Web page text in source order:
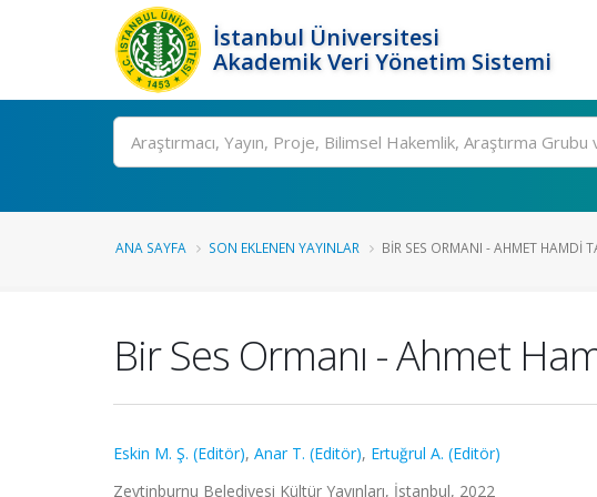
İstanbul Üniversitesi
Akademik Veri Yönetim Sistemi
Ara
ANA SAYFA SON EKLENEN YAYINLAR BIR SES ORMANI - AHMET HAMDI
Bir Ses Ormanı - Ahmet
Eskin M. Ş. (Editör), Anar T. (Editör), Ertuğrul A. (Editör)
Zeytinburnu Belediyesi Kültür Yayınları, İstanbul, 2022